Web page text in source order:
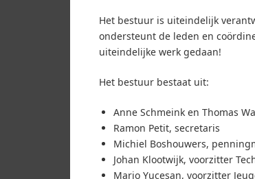
Het bestuur is uiteindelijk
ondersteunt de leden en
uiteindelijke werk gedaan!
Het bestuur bestaat uit:
Anne Schmeink en Thomas
Ramon Petit, secretaris
Michiel Boshouwers,
Johan Klootwijk, voorzitter
Marjo Yucesan, voorzitter